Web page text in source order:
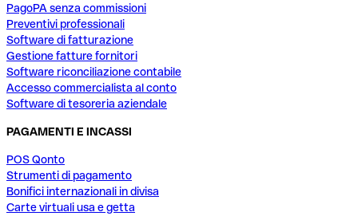
PagoPA senza commissioni
Preventivi professionali
Software di fatturazione
Gestione fatture fornitori
Software riconciliazione contabile
Accesso commercialista al conto
Software di tesoreria aziendale
PAGAMENTI E INCASSI
POS Qonto
Strumenti di pagamento
Bonifici internazionali in divisa
Carte virtuali usa e getta